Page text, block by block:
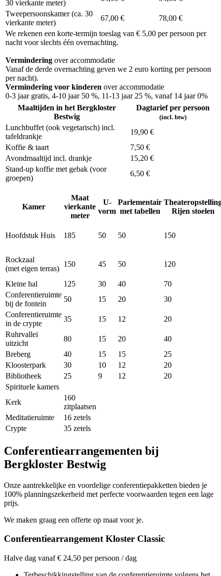
30 vierkante meter)
Tweepersoonskamer (ca. 30
vierkante meter)
67,00 €
78,00 €
We rekenen een korte-termijn toeslag van € 5,00 per persoon per
nacht voor slechts één overnachting.
Vermindering over accommodatie
Vanaf de derde overnachting geven we 2 euro korting per persoon
per nacht).
Vermindering voor kinderen over accommodatie
0-3 jaar gratis, 4-10 jaar 50 %, 11-13 jaar 25 %, vanaf 14 jaar 0%
Maaltijden in het Bergkloster
Bestwig
Dagtarief per persoon
(incl. btw)
Lunchbuffet (ook vegetarisch) incl.
tafeldrankje
19,90 €
Koffie & taart
7,50 €
Avondmaaltijd incl. drankje
15,20 €
Stand-up koffie met gebak (voor
groepen)
6,50 €
Kamer
Maat
vierkante
meter
U-
vorm
Parlementair
met tabellen
Rijen stoelen
Hoofdstuk Huis 185 50 50 150
Rockzaal
(met eigen terras)
150 45 50 120
Kleine hal 125 30 40
70
Conferentieruimte
bij de fontein
50 15 20
30
Conferentieruimte
in de crypte
35 15 12
20
Ruhrvallei
uitzicht
80 15 20
40
Breberg
40 15 15
25
Kloosterpark
30 10 12
20
Bibliotheek
25 9 12
20
Spirituele kamers
Kerk
160
zitplaatsen
Meditatieruimte
16 zetels
Crypte
35 zetels
Conferentiearrangementen bij
Bergkloster Bestwig
Onze aantrekkelijke en voordelige conferentiepakketten bieden je
100% planningszekerheid met perfecte voorwaarden tegen een lage
prijs.
We maken graag een offerte op maat voor je.
Conferentiearrangement Kloster Classic
Halve dag vanaf € 24,50 per persoon / dag